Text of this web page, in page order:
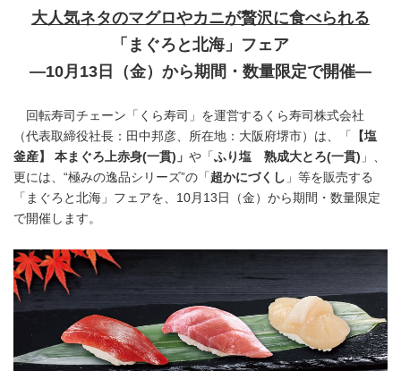
大人気ネタのマグロやカニが贅沢に食べられる
「まぐろと北海」フェア
―10月13日（金）から期間・数量限定で開催―
回転寿司チェーン「くら寿司」を運営するくら寿司株式会社
（代表取締役社長：田中邦彦、所在地：大阪府堺市）は、「
【塩
釜産】 本まぐろ上赤身(一貫) 」 や「 ふり塩 熟成大とろ(一貫) 」、
更には、“極みの逸品シリーズ”の「 超かにづくし 」等を販売する
「まぐろと北海」フェアを、10月13日（金）から期間・数量限定
で開催します。